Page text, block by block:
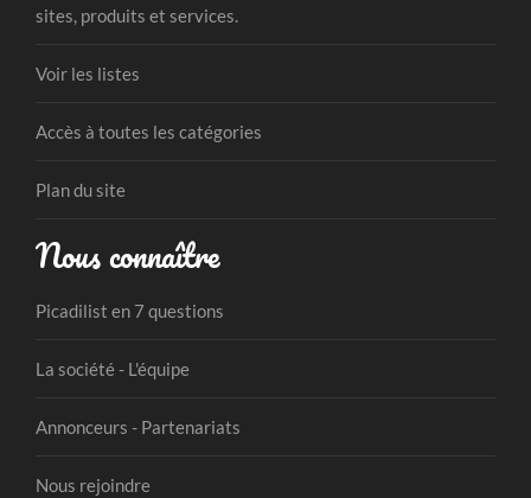
sites, produits et services.
Voir les listes
Accès à toutes les catégories
Plan du site
Nous connaître
Picadilist en 7 questions
La société - L'équipe
Annonceurs - Partenariats
Nous rejoindre